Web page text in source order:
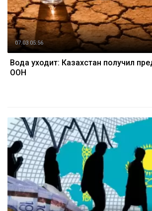
07.03 05:56
Вода уходит: Казахстан получил
ООН